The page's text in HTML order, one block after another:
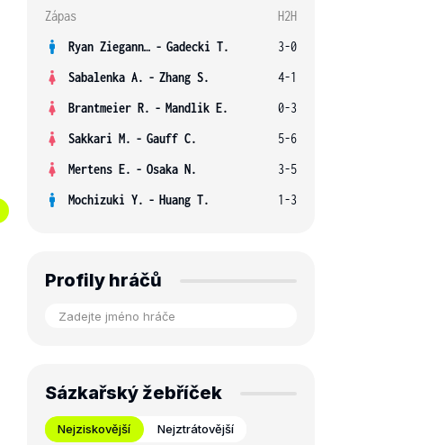
Zápas
H2H
Ryan Ziegann S. - Gadecki T.
3-0
Sabalenka A. - Zhang S.
4-1
Brantmeier R. - Mandlik E.
0-3
Sakkari M. - Gauff C.
5-6
Mertens E. - Osaka N.
3-5
Mochizuki Y. - Huang T. 1-3
Profily hráčů
Sázkařský žebříček
Nejziskovější Nejztrátovější